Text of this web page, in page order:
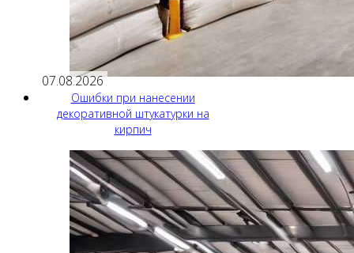
07.08.2026
Ошибки при нанесении
декоративной штукатурки на
кирпич